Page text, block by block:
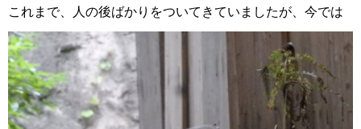
これまで、人の後ばかりをついてきていましたが、今では